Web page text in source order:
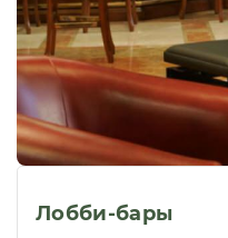
Лобби-бары